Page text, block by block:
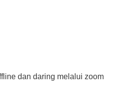
dan daring melalui zoom